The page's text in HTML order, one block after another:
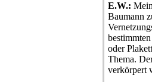
E.W.:
Baumann
oder
Thema.
verkörpert